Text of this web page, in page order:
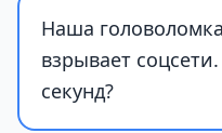
Наша
взрывает
секунд?